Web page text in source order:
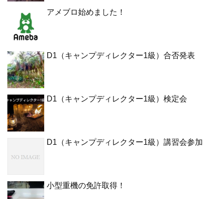
アメブロ始めました！
D1（キャンプディレクター1級）合否発表
D1（キャンプディレクター1級）検定会
D1（キャンプディレクター1級）講習会参加
小型重機の免許取得！